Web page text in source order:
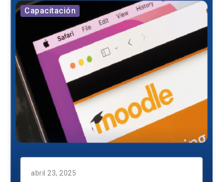
Capacitación
abril 23, 2025